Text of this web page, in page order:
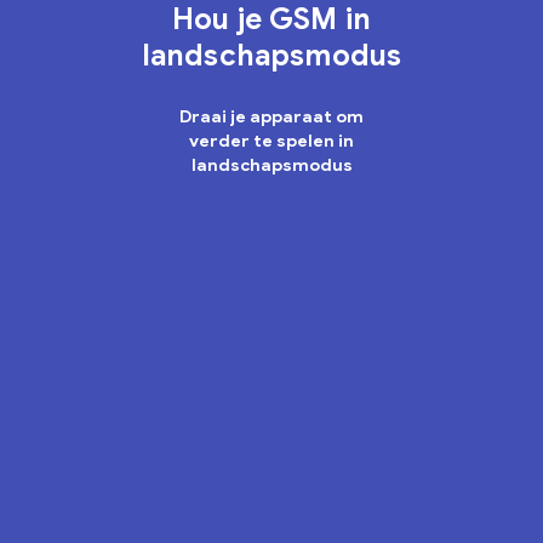
WE GAAN ERVOOR!
Hou je GSM in
landschapsmodus
Draai je apparaat om
verder te spelen in
landschapsmodus